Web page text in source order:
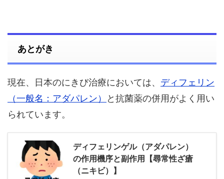
あとがき
現在、日本のにきび治療においては、 ディフェリン
（一般名：アダパレン）
と抗菌薬の併用がよく用い
られています。
ディフェリンゲル（アダパレン）
の作用機序と副作用【尋常性ざ瘡
（ニキビ）】